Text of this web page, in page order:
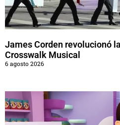
James Corden revolucionó
Crosswalk Musical
6 agosto 2026